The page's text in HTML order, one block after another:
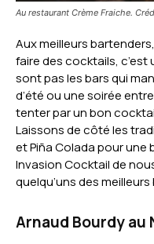
Au restaurant Crème Fraiche.
Aux meilleurs
faire des cocktails, c’est
sont pas les bars qui
d’été ou une soirée
tenter par un bon
Laissons de côté les
et Piña Colada pour une
Invasion Cocktail de
quelqu’uns des
Arnaud Bourdy au